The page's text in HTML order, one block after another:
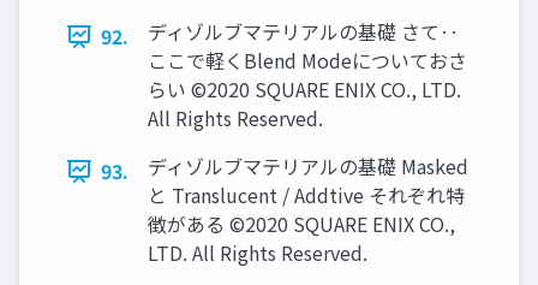
92.
ディゾルブマテリアルの基礎 さて‥
ここで軽くBlend Modeについておさ
らい ©2020 SQUARE ENIX CO., LTD.
All Rights Reserved.
93.
ディゾルブマテリアルの基礎 Masked
と Translucent / Addtive それぞれ特
徴がある ©2020 SQUARE ENIX CO.,
LTD. All Rights Reserved.